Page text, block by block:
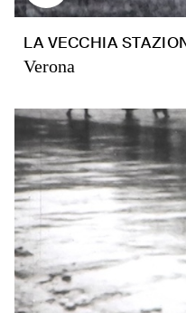
LA VECCHIA
Verona